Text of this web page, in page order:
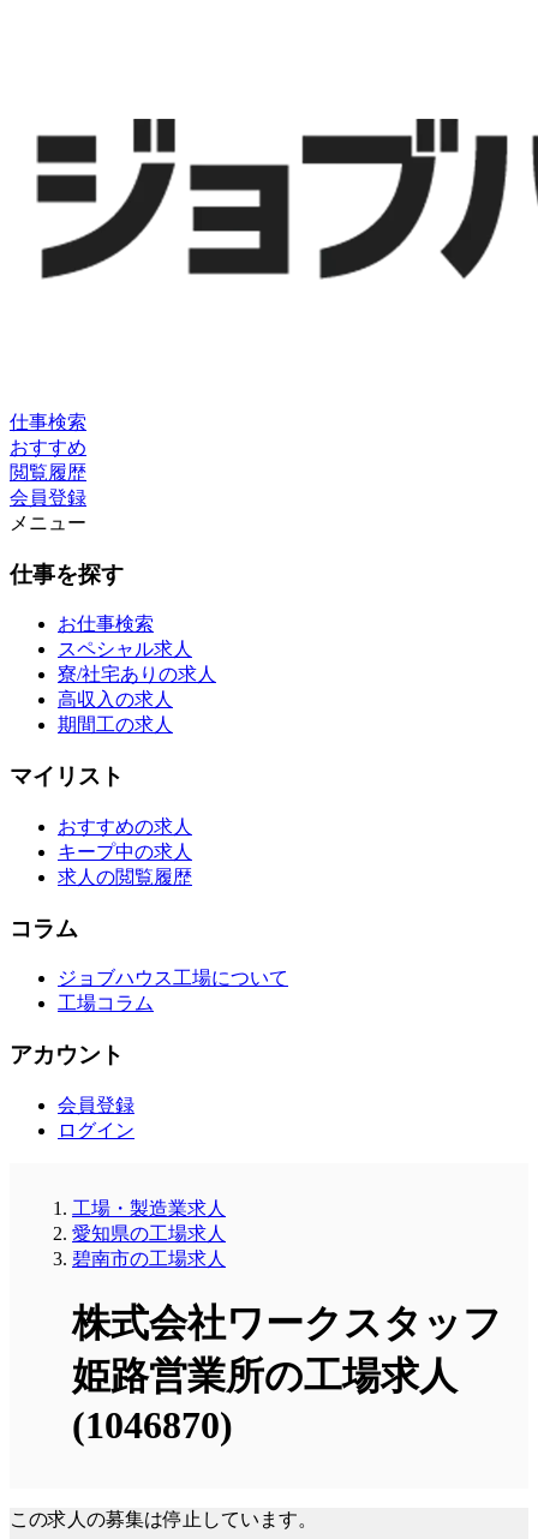
仕事検索
おすすめ
閲覧履歴
会員登録
メニュー
仕事を探す
お仕事検索
スペシャル求人
寮/社宅ありの求人
高収入の求人
期間工の求人
マイリスト
おすすめの求人
キープ中の求人
求人の閲覧履歴
コラム
ジョブハウス工場について
工場コラム
アカウント
会員登録
ログイン
工場・製造業求人
愛知県の工場求人
碧南市の工場求人
株式会社ワークスタッフ
姫路営業所の工場求人
(1046870)
この求人の募集は停止しています。